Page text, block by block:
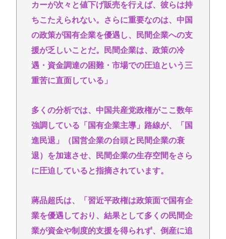
カーが次々と値下げ販売を行えば、彼らは持
ちこたえられない。さらに重要なのは、中国
の政策が国有企業を優遇し、民間企業への支
援が乏しいことだ。民間企業は、政策の冷
遇・資金調達の困難・市場での圧迫という三
重苦に直面している」
多くの分析では、中国共産党政権がここ数年
強調している「国有企業主導」路線が、「国
進民退」（国営企業の台頭と民間企業の衰
退）を加速させ、民間企業の生存空間をさら
に圧迫していると指摘されています。
蔣品超氏は、「習近平政権は政策面で国有企
業を優遇しており、結果として多くの民間企
業が資金や制度的支援を得られず、倒産に追